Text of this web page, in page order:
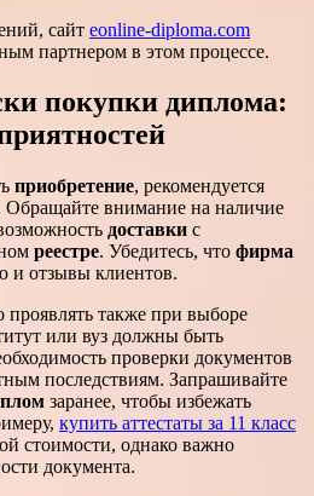
сайт eonline-diploma.com
партнером в этом процессе.
покупки диплома:
приобретение, рекомендуется
Обращайте внимание на наличие
доставки с
реестре. Убедитесь, что фирма
и отзывы клиентов.
также при выборе
или вуз должны быть
проверки документов
последствиям. Запрашивайте
заранее, чтобы избежать
купить аттестаты за 11 класс
стоимости, однако важно
документа.